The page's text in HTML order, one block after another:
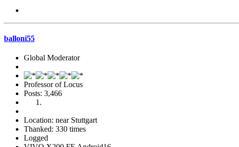
balloni55
Global Moderator
Professor of Locus
Posts: 3,466
Location: near Stuttgart
Thanked: 330 times
Logged